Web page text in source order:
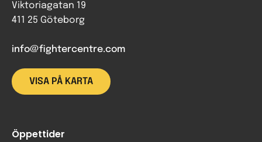
Viktoriagatan 19
411 25 Göteborg
info@fightercentre.com
VISA PÅ KARTA
Öppettider